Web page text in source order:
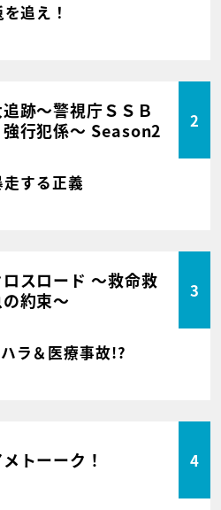
追え！
跡～警視庁ＳＳＢ
強行犯係～ Season2
2
する正義
ロスロード ～救命救
約束～
3
ラ＆医療事故!?
トーーク！ 4